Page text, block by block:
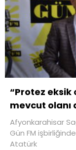
“Protez eksik
mevcut olanı
Afyonkarahisar
Gün FM
Atatürk